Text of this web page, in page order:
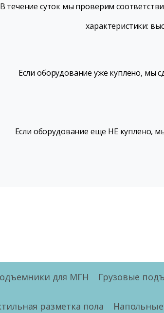
В течение суток мы проверим
характеристики:
Если оборудование уже куплено, мы
Если оборудование еще НЕ куплено,
для МГН Грузовые
разметка пола